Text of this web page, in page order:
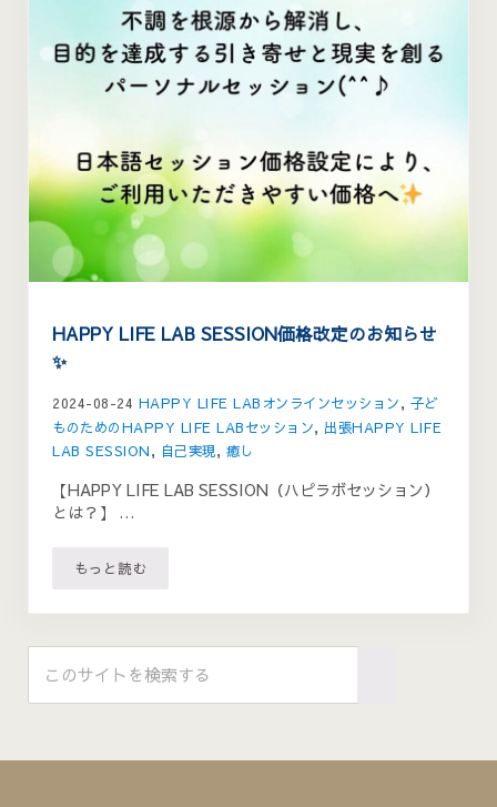
HAPPY LIFE LAB SESSION価格改定のお知らせ
✨
2024-08-24 HAPPY LIFE LABオンラインセッション, 子ど
ものためのHAPPY LIFE LABセッション, 出張HAPPY LIFE
LAB SESSION, 自己実現, 癒し
【HAPPY LIFE LAB SESSION（ハピラボセッション）
とは？】 …
もっと読むHAPPY LIFE LAB SESSION価格改定のお知らせ✨
Sidebar